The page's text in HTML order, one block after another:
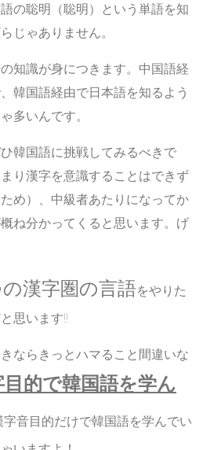
の聡明（聡明）という単語を知
じゃありません。
知識が身につきます。中国語経
韓国語経由で日本語を知るよう
多いんです。
韓国語に挑戦してみるべきで
り漢字を意識することはできず
め）、中級者あたりになってか
ね分かってくると思います。げ
漢字圏の言語をやりた
思います!!
ならきっとハマること間違いな
目的で韓国語を学ん
字音目的だけで韓国語を学んでい